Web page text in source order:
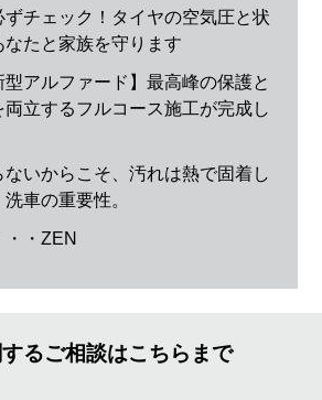
ずチェック！タイヤの空気圧と状
なたと家族を守ります
型アルファード】最高峰の保護と
両立するフルコース施工が完成し
ないからこそ、汚れは熱で固着し
車の重要性。
・・ZEN
るご相談はこちらまで